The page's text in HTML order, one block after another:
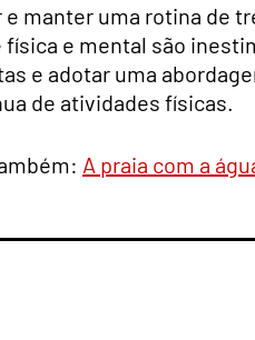
e manter uma rotina de
física e mental são
e adotar uma
de atividades físicas.
A praia com a